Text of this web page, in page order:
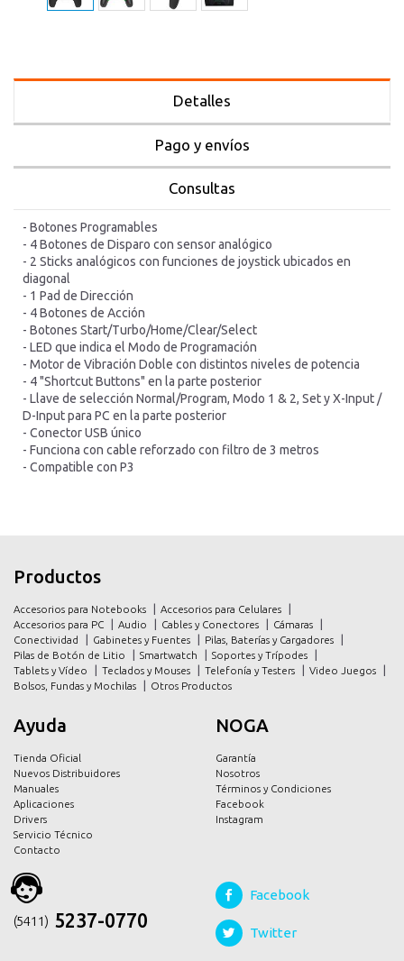
Detalles
Pago y envíos
Consultas
- Botones Programables
- 4 Botones de Disparo con sensor analógico
- 2 Sticks analógicos con funciones de joystick ubicados en
diagonal
- 1 Pad de Dirección
- 4 Botones de Acción
- Botones Start/Turbo/Home/Clear/Select
- LED que indica el Modo de Programación
- Motor de Vibración Doble con distintos niveles de potencia
- 4 "Shortcut Buttons" en la parte posterior
- Llave de selección Normal/Program, Modo 1 & 2, Set y X-Input /
D-Input para PC en la parte posterior
- Conector USB único
- Funciona con cable reforzado con filtro de 3 metros
- Compatible con P3
productos
promociones
contacto
promociones
contacto
Productos
Accesorios para Notebooks
Accesorios para Celulares
Accesorios para PC
Audio Cables y Conectores
Cámaras
Conectividad
Gabinetes y Fuentes
Pilas, Baterías y Cargadores
Pilas de Botón de Litio
Smartwatch
Soportes y Trípodes
Tablets y Vídeo
Teclados y Mouses Telefonía y Testers
Video Juegos
Bolsos, Fundas y Mochilas
Otros Productos
Ayuda
Tienda Oficial
Nuevos Distribuidores
Manuales
Aplicaciones
Drivers
Servicio Técnico
Contacto
NOGA
Garantía
Nosotros
Términos y Condiciones
Facebook
Instagram
(54 11) 5237-0770
Facebook
Twitter